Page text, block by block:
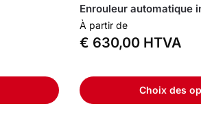
Enrouleur automatique
À partir de
€ 630,00 HTVA
Choix des